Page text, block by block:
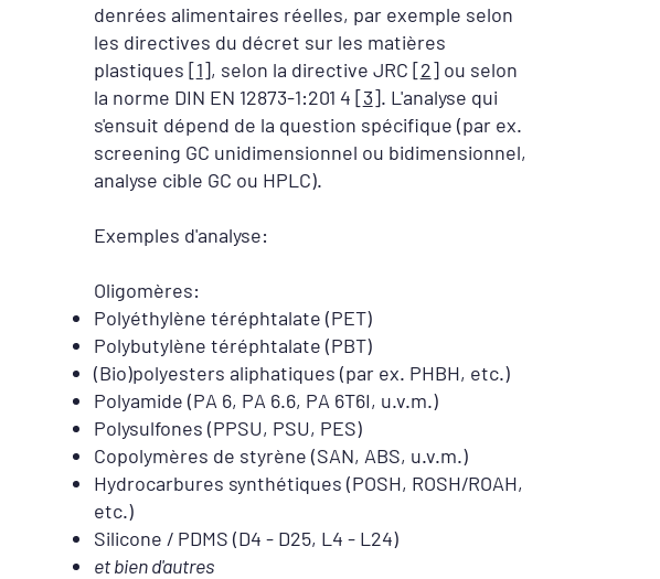
denrées alimentaires réelles, par exemple selon
les directives du décret sur les matières
plastiques [1], selon la directive JRC [2] ou selon
la norme DIN EN 12873-1:201 4 [3]. L'analyse qui
s'ensuit dépend de la question spécifique (par ex.
screening GC unidimensionnel ou bidimensionnel,
analyse cible GC ou HPLC).
Exemples d'analyse:
Oligomères:
Polyéthylène téréphtalate (PET)
Polybutylène téréphtalate (PBT)
(Bio)polyesters aliphatiques (par ex. PHBH, etc.)
Polyamide (PA 6, PA 6.6, PA 6T6I, u.v.m.)
Polysulfones (PPSU, PSU, PES)
Copolymères de styrène (SAN, ABS, u.v.m.)
Hydrocarbures synthétiques (POSH, ROSH/ROAH,
etc.)
Silicone / PDMS (D4 - D25, L4 - L24)​
et bien d'autres